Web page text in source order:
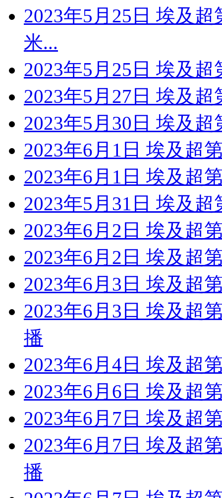
2023年5月25日 埃及
米...
2023年5月25日 埃及
2023年5月27日 埃及
2023年5月30日 埃及
2023年6月1日 埃及超
2023年6月1日 埃及超
2023年5月31日 埃及
2023年6月2日 埃及超
2023年6月2日 埃及超
2023年6月3日 埃及超
2023年6月3日 埃及超
播
2023年6月4日 埃及超
2023年6月6日 埃及超
2023年6月7日 埃及超
2023年6月7日 埃及超
播